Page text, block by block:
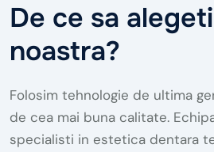
De ce sa
noastra?
Folosim tehnologie de ultima
de cea mai buna calitate.
specialisti in estetica dentara